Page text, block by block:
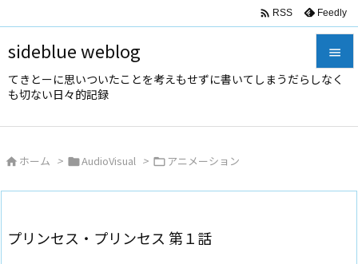
sideblue weblog
てきとーに思いついたことを考えもせずに書いてしまうだらしなく
も切ない日々的記録



 RSS Feedly
 ホーム > AudioVisual > アニメーション
プリンセス・プリンセス 第１話